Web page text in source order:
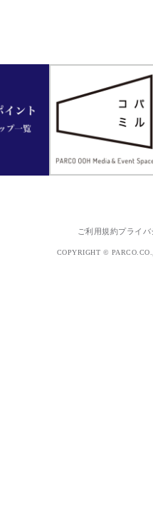
ご利用規約プライバ
COPYRIGHT ©